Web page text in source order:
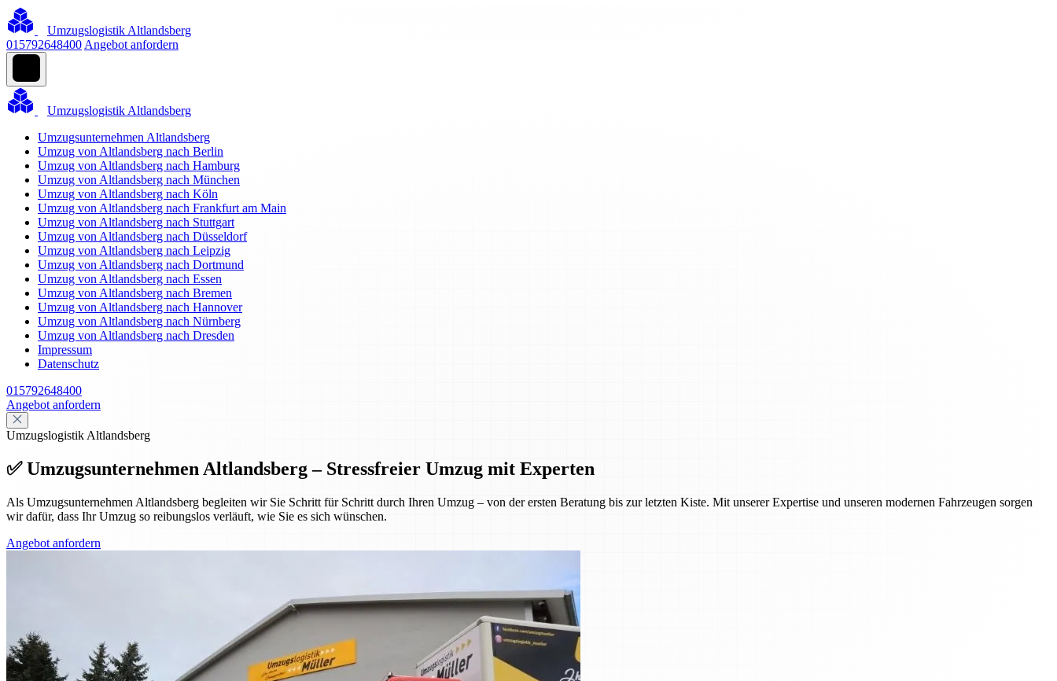
Umzugslogistik Altlandsberg
015792648400 Angebot anfordern
Umzugslogistik Altlandsberg
Umzugsunternehmen Altlandsberg
Umzug von Altlandsberg nach Berlin
Umzug von Altlandsberg nach Hamburg
Umzug von Altlandsberg nach München
Umzug von Altlandsberg nach Köln
Umzug von Altlandsberg nach Frankfurt am Main
Umzug von Altlandsberg nach Stuttgart
Umzug von Altlandsberg nach Düsseldorf
Umzug von Altlandsberg nach Leipzig
Umzug von Altlandsberg nach Dortmund
Umzug von Altlandsberg nach Essen
Umzug von Altlandsberg nach Bremen
Umzug von Altlandsberg nach Hannover
Umzug von Altlandsberg nach Nürnberg
Umzug von Altlandsberg nach Dresden
Impressum
Datenschutz
015792648400
Angebot anfordern
Umzugslogistik Altlandsberg
✅ Umzugsunternehmen Altlandsberg – Stressfreier Umzug mit Experten
Als Umzugsunternehmen Altlandsberg begleiten wir Sie Schritt für Schritt durch Ihren Umzug – von der ersten Beratung bis zur letzten Kiste. Mit unserer Expertise und unseren modernen Fahrzeugen sorgen
wir dafür, dass Ihr Umzug so reibungslos verläuft, wie Sie es sich wünschen.
Angebot anfordern